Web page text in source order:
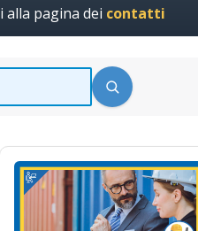
pagina dei contatti